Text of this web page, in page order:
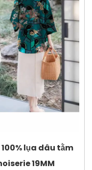
lụa dâu tằm
19MM